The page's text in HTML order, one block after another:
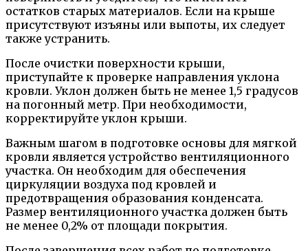
остатков старых материалов. Если на крыше
присутствуют изъяны или выпоты, их следует
также устранить.
После очистки поверхности крыши,
приступайте к проверке направления уклона
кровли. Уклон должен быть не менее 1,5 градусов
на погонный метр. При необходимости,
корректируйте уклон крыши.
Важным шагом в подготовке основы для мягкой
кровли является устройство вентиляционного
участка. Он необходим для обеспечения
циркуляции воздуха под кровлей и
предотвращения образования конденсата.
Размер вентиляционного участка должен быть
не менее 0,2% от площади покрытия.